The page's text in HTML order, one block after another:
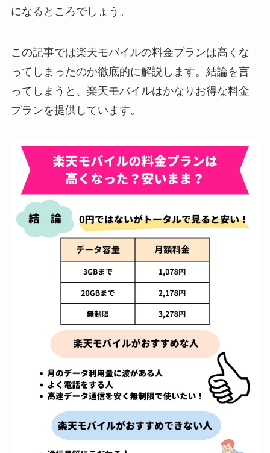
になるところでしょう。
この記事では楽天モバイルの料金プランは高くな
ってしまったのか徹底的に解説します。結論を言
ってしまうと、楽天モバイルはかなりお得な料金
プランを提供しています。